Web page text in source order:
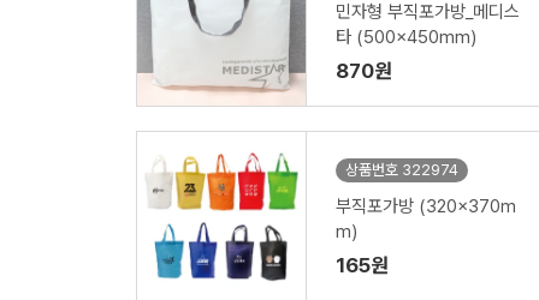
민자형 부직포가방_메디스
타 (500x450mm)
870원
상품번호 322974
부직포가방 (320x370m
m)
165원